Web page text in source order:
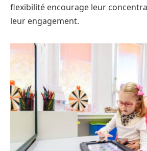
flexibilité encourage leur
leur engagement.